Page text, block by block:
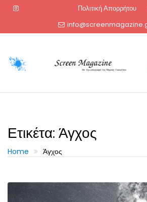
Πολιτική Απορρήτου
Ετικέτα: Άγχος
Home Άγχος